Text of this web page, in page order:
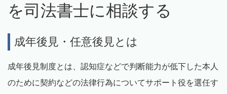
を司法書士に相談する
成年後見・任意後見とは
成年後見制度とは、認知症などで判断能力が低下した本人
のために契約などの法律行為についてサポート役を選任す